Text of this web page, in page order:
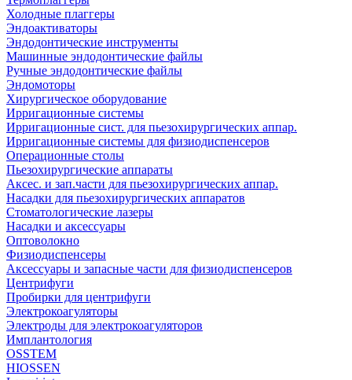
Холодные плаггеры
Эндоактиваторы
Эндодонтические инструменты
Машинные эндодонтические файлы
Ручные эндодонтические файлы
Эндомоторы
Хирургическое оборудование
Ирригационные системы
Ирригационные сист. для пьезохирургических аппар.
Ирригационные системы для физиодиспенсеров
Операционные столы
Пьезохирургические аппараты
Аксес. и зап.части для пьезохирургических аппар.
Насадки для пьезохирургических аппаратов
Стоматологические лазеры
Насадки и аксессуары
Оптоволокно
Физиодиспенсеры
Аксессуары и запасные части для физиодиспенсеров
Центрифуги
Пробирки для центрифуги
Электрокоагуляторы
Электроды для электрокоагуляторов
Имплантология
OSSTEM
HIOSSEN